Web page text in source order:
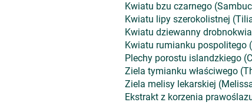
Kwiatu bzu czarnego
Kwiatu lipy szerokolistnej
Kwiatu dziewanny
Kwiatu rumianku
Plechy porostu
Ziela tymianku właściwego
Ziela melisy lekarskiej
Ekstrakt z korzenia